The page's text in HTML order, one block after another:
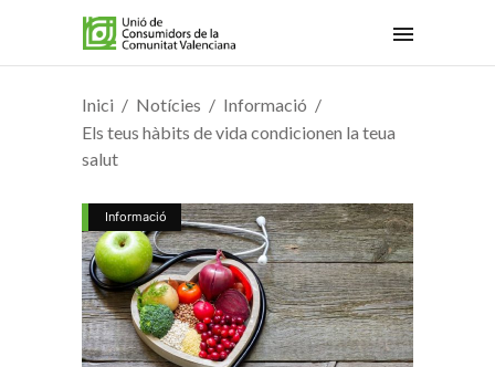
Inici Notícies
Informació
Els teus hàbits de vida condicionen la teua
salut
Informació